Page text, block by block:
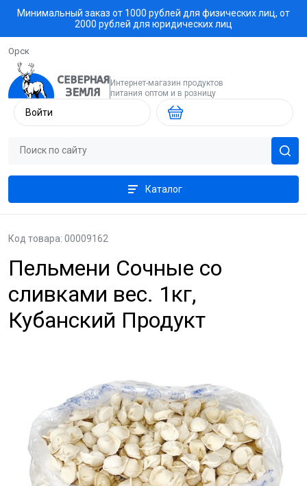
Минимальный заказ от 1000 рублей для физических лиц, от
2000 рублей для юридических лиц
Орск
Интернет-магазин продуктов
питания оптом и в розницу
Войти
Каталог
Пельмени Сочные со
сливками вес. 1кг,
Кубанский Продукт
Код товара: 00009162